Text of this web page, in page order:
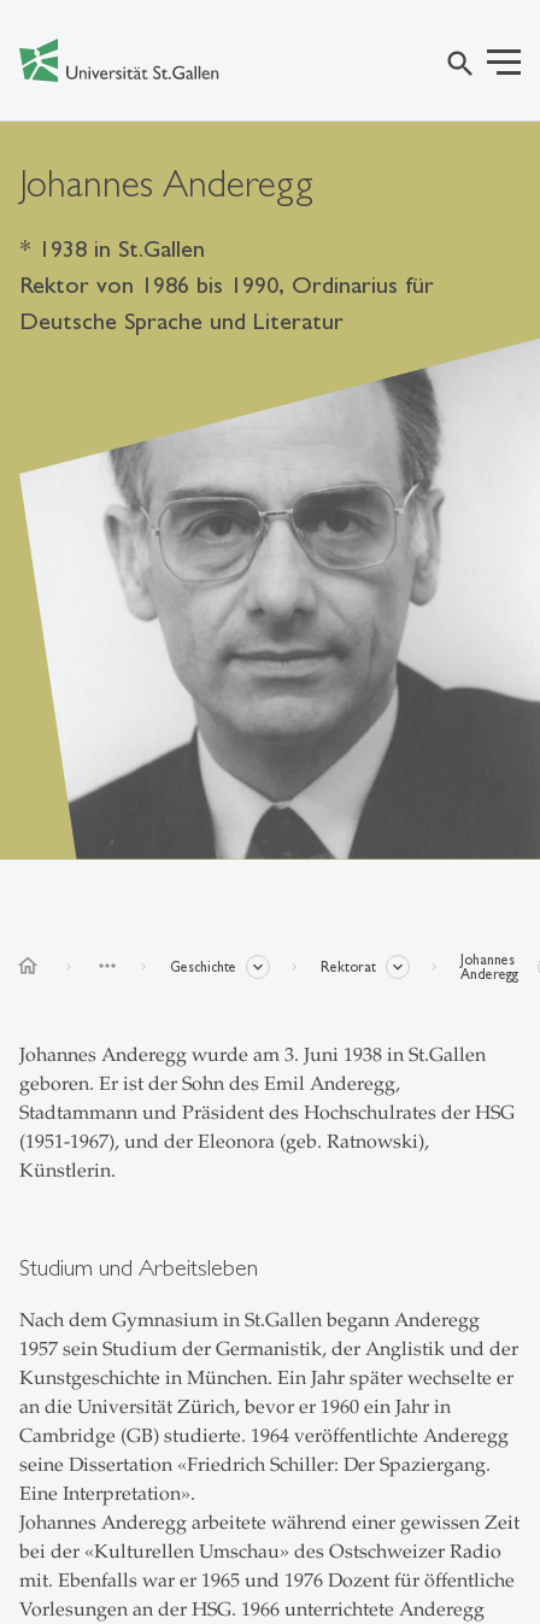
search
Johannes Anderegg
* 1938 in St.Gallen
Rektor von 1986 bis 1990, Ordinarius für
Deutsche Sprache und Literatur
home more_horiz Geschichte Rektorat
Johannes
Anderegg
Johannes Anderegg wurde am 3. Juni 1938 in St.Gallen
geboren. Er ist der Sohn des Emil Anderegg,
Stadtammann und Präsident des Hochschulrates der HSG
(1951-1967), und der Eleonora (geb. Ratnowski),
Künstlerin.
Studium und Arbeitsleben
Nach dem Gymnasium in St.Gallen begann Anderegg
1957 sein Studium der Germanistik, der Anglistik und der
Kunstgeschichte in München. Ein Jahr später wechselte er
an die Universität Zürich, bevor er 1960 ein Jahr in
Cambridge (GB) studierte. 1964 veröffentlichte Anderegg
seine Dissertation «Friedrich Schiller: Der Spaziergang.
Eine Interpretation».
Johannes Anderegg arbeitete während einer gewissen Zeit
bei der «Kulturellen Umschau» des Ostschweizer Radio
mit. Ebenfalls war er 1965 und 1976 Dozent für öffentliche
Vorlesungen an der HSG. 1966 unterrichtete Anderegg